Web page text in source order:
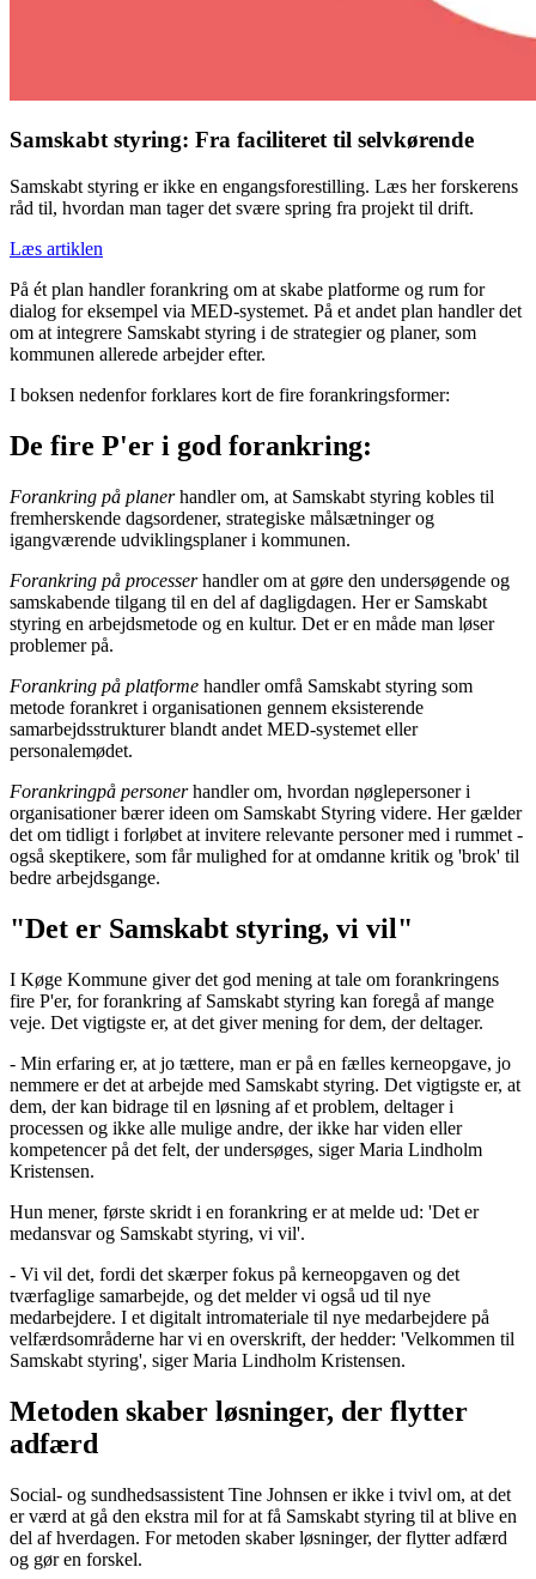
Samskabt styring: Fra faciliteret til selvkørende
Samskabt styring er ikke en engangsforestilling. Læs her forskerens
råd til, hvordan man tager det svære spring fra projekt til drift.
Læs artiklen
På ét plan handler forankring om at skabe platforme og rum for
dialog for eksempel via MED-systemet. På et andet plan handler det
om at integrere Samskabt styring i de strategier og planer, som
kommunen allerede arbejder efter.
I boksen nedenfor forklares kort de fire forankringsformer:
De fire P'er i god forankring:
Forankring på planerhandler om, at Samskabt styring kobles til
fremherskende dagsordener, strategiske målsætninger og
igangværende udviklingsplaner i kommunen.
Forankring på processerhandler om at gøre den undersøgende og
samskabende tilgang til en del af dagligdagen. Her er Samskabt
styring en arbejdsmetode og en kultur. Det er en måde man løser
problemer på.
Forankring på platforme handler omfå Samskabt styring som
metode forankret i organisationen gennem eksisterende
samarbejdsstrukturer blandt andet MED-systemet eller
personalemødet.
Forankringpå personerhandler om, hvordan nøglepersoner i
organisationer bærer ideen om Samskabt Styring videre. Her gælder
det om tidligt i forløbet at invitere relevante personer med i rummet -
også skeptikere, som får mulighed for at omdanne kritik og 'brok' til
bedre arbejdsgange.
"Det er Samskabt styring, vi vil"
I Køge Kommune giver det god mening at tale om forankringens
fire P'er, for forankring af Samskabt styring kan foregå af mange
veje. Det vigtigste er, at det giver mening for dem, der deltager.
- Min erfaring er, at jo tættere, man er på en fælles kerneopgave, jo
nemmere er det at arbejde med Samskabt styring. Det vigtigste er, at
dem, der kan bidrage til en løsning af et problem, deltager i
processen og ikke alle mulige andre, der ikke har viden eller
kompetencer på det felt, der undersøges, siger Maria Lindholm
Kristensen.
Hun mener, første skridt i en forankring er at melde ud: 'Det er
medansvar og Samskabt styring, vi vil'.
- Vi vil det, fordi det skærper fokus på kerneopgaven og det
tværfaglige samarbejde, og det melder vi også ud til nye
medarbejdere. I et digitalt intromateriale til nye medarbejdere på
velfærdsområderne har vi en overskrift, der hedder: 'Velkommen til
Samskabt styring', siger Maria Lindholm Kristensen.
Metoden skaber løsninger, der flytter
adfærd
Social- og sundhedsassistent Tine Johnsen er ikke i tvivl om, at det
er værd at gå den ekstra mil for at få Samskabt styring til at blive en
del af hverdagen. For metoden skaber løsninger, der flytter adfærd
og gør en forskel.